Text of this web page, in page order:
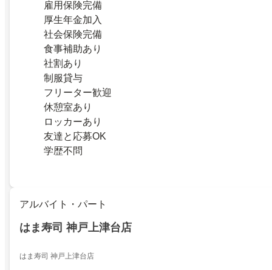
雇用保険完備
厚生年金加入
社会保険完備
食事補助あり
社割あり
制服貸与
フリーター歓迎
休憩室あり
ロッカーあり
友達と応募OK
学歴不問
アルバイト・パート
はま寿司 神戸上津台店
はま寿司 神戸上津台店